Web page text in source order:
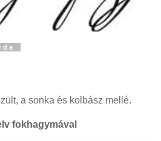
a sonka és kolbász mellé.
fokhagymával